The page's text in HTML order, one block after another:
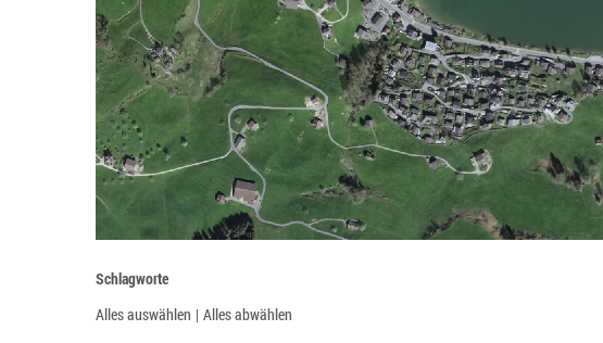
Schlagworte
Alles auswählen | Alles abwählen